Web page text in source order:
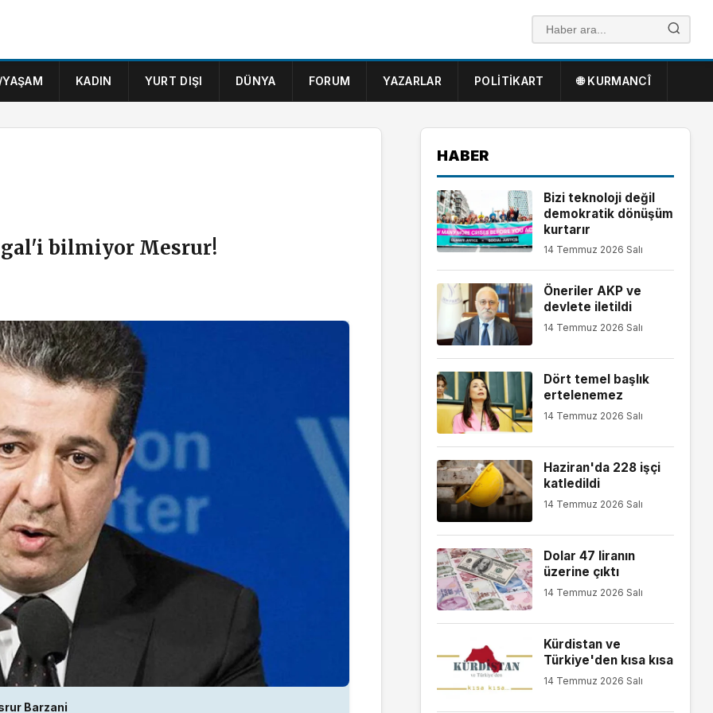
KADIN YURT DIŞI DÜNYA FORUM YAZARLAR POLITIKART 🌐 KURMANCÎ
bilmiyor Mesrur!
Barzani
HABER
Bizi teknoloji değil
demokratik dönüşüm
kurtarır
14 Temmuz 2026 Salı
Öneriler AKP ve
devlete iletildi
14 Temmuz 2026 Salı
Dört temel başlık
ertelenemez
14 Temmuz 2026 Salı
Haziran'da 228 işçi
katledildi
14 Temmuz 2026 Salı
Dolar 47 liranın
üzerine çıktı
14 Temmuz 2026 Salı
Kürdistan ve
Türkiye'den kısa kısa
14 Temmuz 2026 Salı